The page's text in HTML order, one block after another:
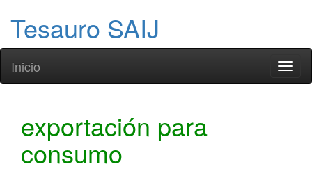
Tesauro SAIJ
Inicio
exportación para
consumo